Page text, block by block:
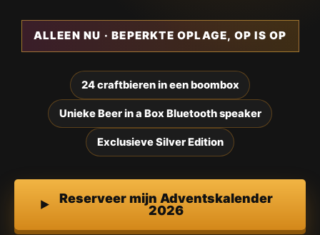
ALLEEN NU · BEPERKTE OPLAGE, OP IS OP
24 craftbieren in een boombox
Unieke Beer in a Box Bluetooth speaker
Exclusieve Silver Edition
Reserveer mijn Adventskalender
2026